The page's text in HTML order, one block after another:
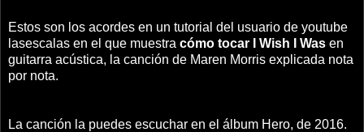
Estos son los acordes en un tutorial del usuario de youtube
lasescalas en el que muestra cómo tocar I Wish I Was en
guitarra acústica, la canción de Maren Morris explicada nota
por nota.
La canción la puedes escuchar en el álbum Hero, de 2016.